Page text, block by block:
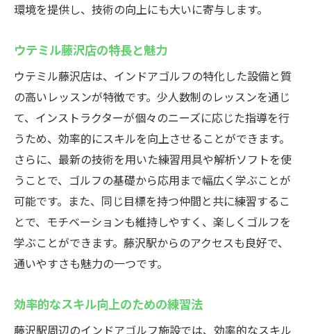
環境を提供し、技術の向上にも大いに寄与します。
ウテミル藤沢店の特長と魅力
ウテミル藤沢店は、インドアゴルフの特化した設備と質
の高いレッスンが特徴です。少人数制のレッスンを通じ
て、インストラクターが個々のニーズに応じた指導を行
うため、効率的にスキルを向上させることができます。
さらに、最新の技術を用いた練習用具や解析ソフトを使
うことで、ゴルフの基礎から応用まで幅広く学ぶことが
可能です。また、同じ目標を持つ仲間と共に練習するこ
とで、モチベーションも維持しやすく、楽しくゴルフを
学ぶことができます。藤沢駅からのアクセスも良好で、
通いやすさも魅力の一つです。
効率的なスキル向上のための練習法
藤沢駅周辺のインドアゴルフ施設では、効率的なスキル